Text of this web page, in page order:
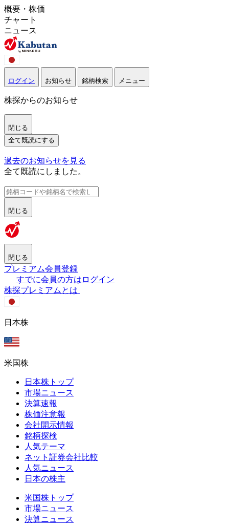
概要・株価
チャート
ニュース
ログイン お知らせ 銘柄検索 メニュー
株探からのお知らせ
閉じる
全て既読にする
過去のお知らせを見る
全て既読にしました。
閉じる
閉じる
プレミアム会員登録
すでに会員の方はログイン
株探プレミアムとは
日本株
米国株
日本株トップ
市場ニュース
決算速報
株価注意報
会社開示情報
銘柄探検
人気テーマ
ネット証券会社比較
人気ニュース
日本の株主
米国株トップ
市場ニュース
決算ニュース